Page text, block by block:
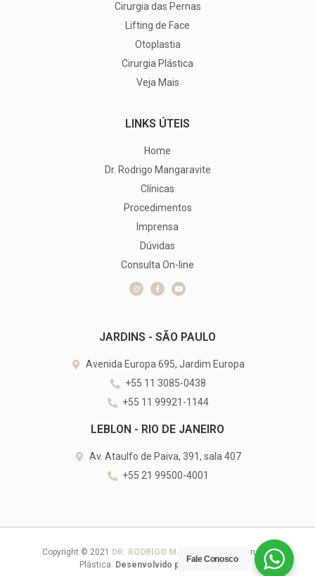
Cirurgia das Pernas
Lifting de Face
Otoplastia
Cirurgia Plástica
Veja Mais
LINKS ÚTEIS
Home
Dr. Rodrigo Mangaravite
Clínicas
Procedimentos
Imprensa
Dúvidas
Consulta On-line
JARDINS - SÃO PAULO
Avenida Europa 695, Jardim Europa
+55 11 3085-0438
+55 11 99921-1144
LEBLON - RIO DE JANEIRO
Av. Ataulfo de Paiva, 391, sala 407
+55 21 99500-4001
Copyright © 2021 DR. RODRIGO MANGARAVITE
– Cirurgia
Plástica. Desenvolvido por:ACE Digital
Fale Conosco